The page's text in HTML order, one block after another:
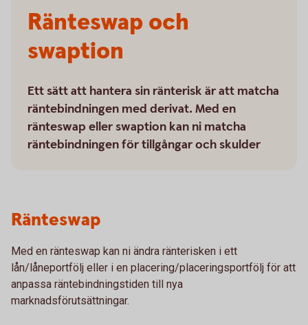
Ränteswap och
swaption
Ett sätt att hantera sin ränterisk är att matcha
räntebindningen med derivat. Med en
ränteswap eller swaption kan ni matcha
räntebindningen för tillgångar och skulder
Ränteswap
Med en ränteswap kan ni ändra ränterisken i ett
lån/låneportfölj eller i en placering/placeringsportfölj för att
anpassa räntebindningstiden till nya
marknadsförutsättningar.